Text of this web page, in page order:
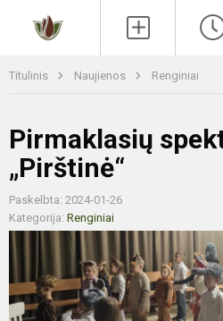
Titulinis Naujienos Renginiai
Pirmaklasių
„Pirštinė“
Paskelbta: 2024-01-26
Kategorija: Renginiai